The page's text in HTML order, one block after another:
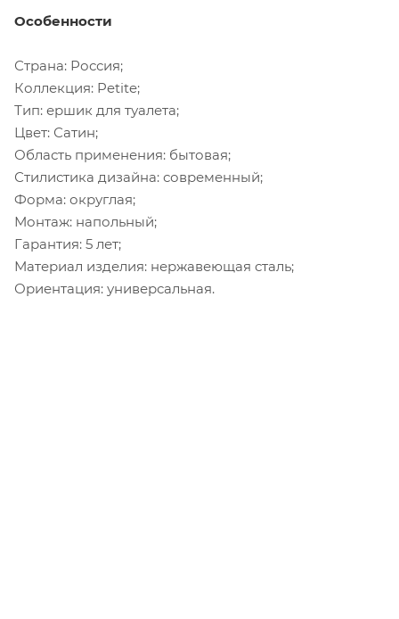
Особенности
Страна: Россия;
Коллекция: Petite;
Тип: ершик для туалета;
Цвет: Сатин;
Область применения: бытовая;
Стилистика дизайна: современный;
Форма: округлая;
Монтаж: напольный;
Гарантия: 5 лет;
Материал изделия: нержавеющая сталь;
Ориентация: универсальная.